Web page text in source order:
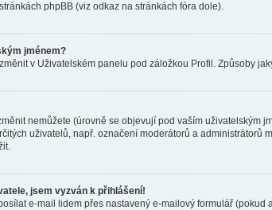
phpBB (viz odkaz na stránkách fóra dole).
jménem?
v Uživatelském panelu pod záložkou Profil. Způsoby
nemůžete (úrovně se objevují pod vaším
uživatelů, např. označení moderátorů a
jsem vyzván k přihlášení!
e-mail lidem přes nastavený e-mailový formulář